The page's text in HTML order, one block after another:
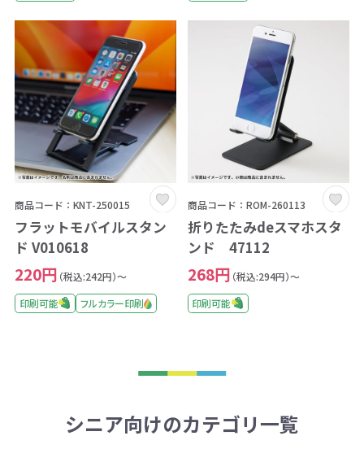
商品コード：KNT-250015
フラットモバイルスタン
ド V010618
220円 （税込:242円）～
印刷可能
フルカラー印刷
商品コード：ROM-260113
折りたたみdeスマホスタ
ンド 47112
268円 （税込:294円）～
印刷可能
シニア向けのカテゴリ一覧